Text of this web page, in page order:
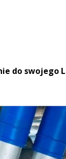
do swojego